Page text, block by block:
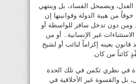
العدل، ويضمحل الفساد، بل وينتهي
من هيبة الدولة وقوانينها إن
ومن دون تدخل سافر للواسطة أو
غير الإنسانية.. أو من
قانون بعينه إكراماً لنائب أو لشيخ
كائناً من كان.
في نظري تكمن في تلك الحدة
بل والقسوة غير الأخلاقية في